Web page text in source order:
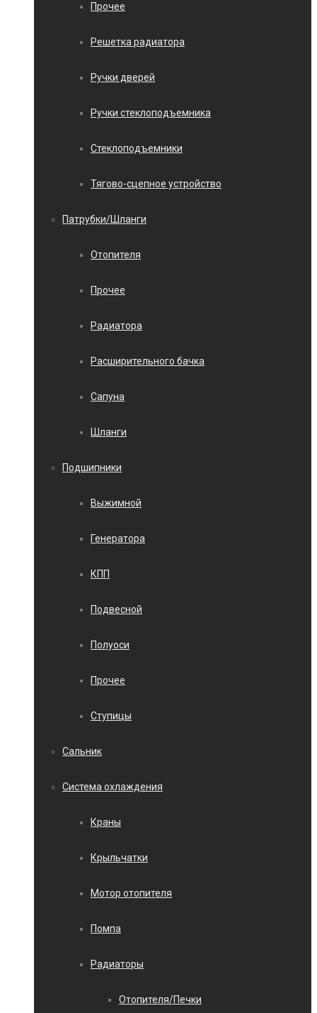
Прочее
Решетка радиатора
Ручки дверей
Ручки стеклоподъемника
Стеклоподъемники
Тягово-сцепное устройство
Патрубки/Шланги
Отопителя
Прочее
Радиатора
Расширительного бачка
Сапуна
Шланги
Подшипники
Выжимной
Генератора
КПП
Подвесной
Полуоси
Прочее
Ступицы
Сальник
Система охлаждения
Краны
Крыльчатки
Мотор отопителя
Помпа
Радиаторы
Отопителя/Печки